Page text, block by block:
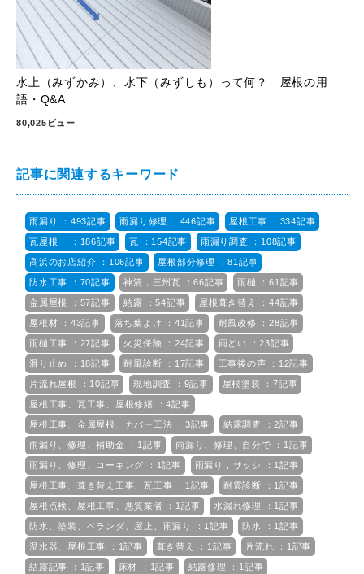
水上（みずかみ）、水下（みずしも）って何？ 屋根の用
語・Q&A
80,025ビュー
記事に関連するキーワード
雨漏り ：493記事 雨漏り修理 ：446記事 屋根工事 ：334記事
瓦屋根 ：186記事 瓦 ：154記事 雨漏り調査 ：108記事
高浜のお店紹介 ：106記事 屋根部分修理 ：81記事
防水工事 ：70記事 神清，三州瓦 ：66記事 雨樋 ：61記事
金属屋根 ：57記事 結露 ：54記事 屋根葺き替え ：44記事
屋根材 ：43記事 落ち葉よけ ：41記事 耐風改修 ：28記事
雨樋工事 ：27記事 火災保険 ：24記事 雨どい ：23記事
滑り止め ：18記事 耐風診断 ：17記事 工事後の声 ：12記事
片流れ屋根 ：10記事 現地調査 ：9記事 屋根塗装 ：7記事
屋根工事、瓦工事、屋根修繕 ：4記事
屋根工事、金属屋根、カバー工法 ：3記事 結露調査 ：2記事
雨漏り、修理、補助金 ：1記事 雨漏り、修理、自分で ：1記事
雨漏り、修理、コーキング ：1記事 雨漏り，サッシ ：1記事
屋根工事、葺き替え工事、瓦工事 ：1記事 耐震診断 ：1記事
屋根点検、屋根工事、悪質業者 ：1記事 水漏れ修理 ：1記事
防水、塗装、ベランダ、屋上、雨漏り ：1記事 防水 ：1記事
温水器、屋根工事 ：1記事 葺き替え ：1記事 片流れ ：1記事
結露記事 ：1記事 床材 ：1記事 結露修理 ：1記事